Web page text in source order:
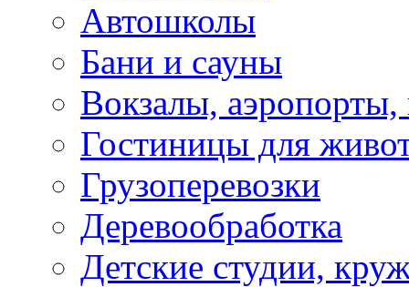
Автошколы
Бани и сауны
Вокзалы,
Гостиницы для
Грузоперевозки
Деревообработка
Детские студии,